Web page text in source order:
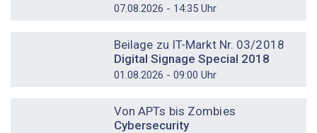
07.08.2026 - 14:35 Uhr
Beilage zu IT-Markt Nr. 03/2018
Digital Signage Special 2018
01.08.2026 - 09:00 Uhr
Von APTs bis Zombies
Cybersecurity